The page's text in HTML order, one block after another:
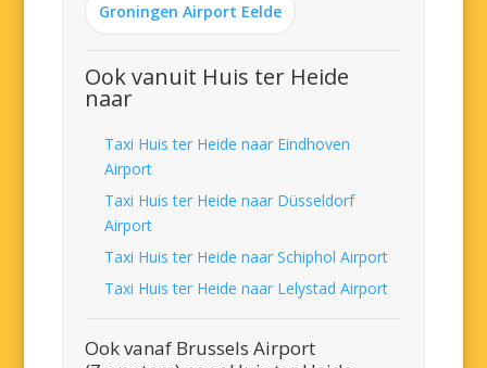
Groningen Airport Eelde
Ook vanuit Huis ter Heide
naar
Taxi Huis ter Heide naar Eindhoven
Airport
Taxi Huis ter Heide naar Düsseldorf
Airport
Taxi Huis ter Heide naar Schiphol Airport
Taxi Huis ter Heide naar Lelystad Airport
Ook vanaf Brussels Airport